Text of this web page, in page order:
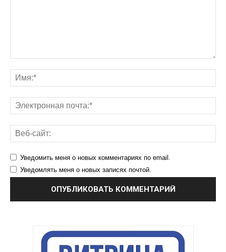
Уведомить меня о новых комментариях по email.
Уведомлять меня о новых записях почтой.